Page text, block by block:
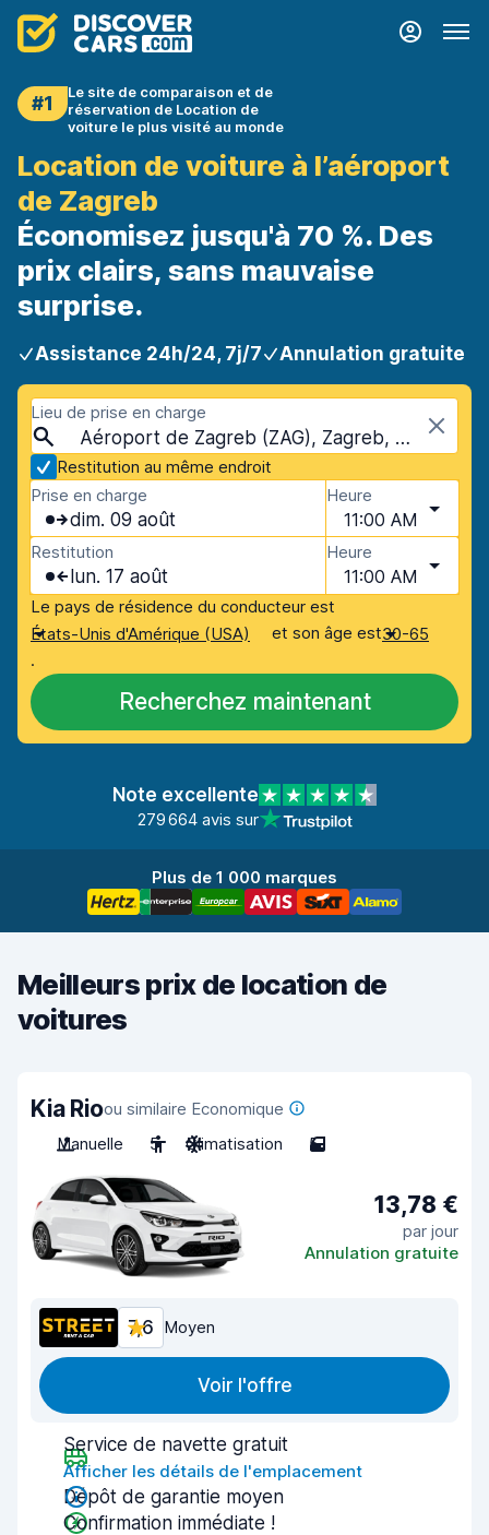
#1
Le site de comparaison et de
réservation de Location de
voiture le plus visité au monde
Location de voiture à l’aéroport
de Zagreb
Économisez jusqu'à 70 %. Des
prix clairs, sans mauvaise
surprise.
Assistance 24h/24, 7j/7 Annulation gratuite
Lieu de prise en charge
Aéroport de Zagreb (ZAG), Zagreb, Croatie
Restitution au même endroit
Prise en charge
dim. 09 août
Heure
11:00 AM
Restitution
lun. 17 août
Heure
11:00 AM
Le pays de résidence du conducteur est
États-Unis d'Amérique (USA)
et son âge est30-65
.
Recherchez maintenant
Note excellente
279 664 avis sur
Plus de 1 000 marques
Meilleurs prix de location de
voitures
Kia Rioou similaire Economique
Manuelle
5 Climatisation 5
13,78 €
par jour
Annulation gratuite
7,6 Moyen
Voir l'offre
Service de navette gratuit
Afficher les détails de l'emplacement
Dépôt de garantie moyen
Confirmation immédiate !